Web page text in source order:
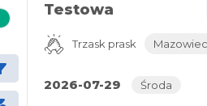
Testowa
Trzask prask
2026-07-29 Środa